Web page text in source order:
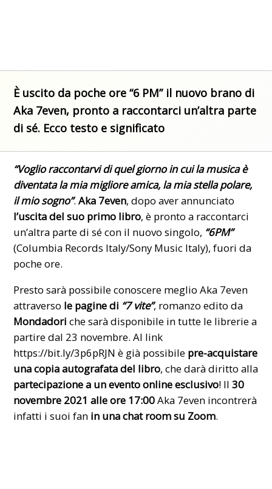
È uscito da poche ore “6 PM” il nuovo brano di
Aka 7even, pronto a raccontarci un’altra parte
di sé. Ecco testo e significato
“Voglio raccontarvi di quel giorno in cui la musica è
diventata la mia migliore amica, la mia stella polare,
il mio sogno”.Aka 7even, dopo aver annunciato
l’uscita del suo primo libro, è pronto a raccontarci
un’altra parte di sé con il nuovosingolo, “6PM”
(Columbia Records Italy/Sony Music Italy), fuori da
poche ore.
Presto sarà possibile conoscere meglio Aka 7even
attraverso le pagine di “7 vite”, romanzo edito da
Mondadori che sarà disponibile in tutte le librerie a
partire dal 23 novembre. Al link
https://bit.ly/3p6pRJN è già possibile pre-acquistare
una copia autografata del libro, che darà diritto alla
partecipazione a un evento online esclusivo! Il30
novembre 2021 alle ore 17:00Aka 7even incontrerà
infatti i suoi fan in una chat room su Zoom.